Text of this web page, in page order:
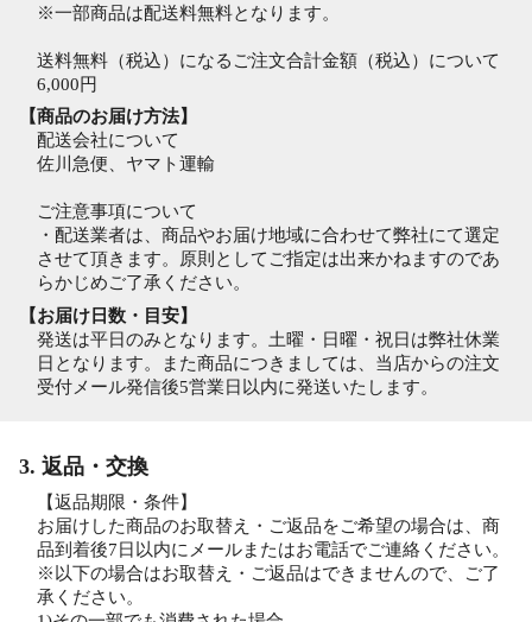
※一部商品は配送料無料となります。
送料無料（税込）になるご注文合計金額（税込）について
6,000円
【商品のお届け方法】
配送会社について
佐川急便、ヤマト運輸
ご注意事項について
・配送業者は、商品やお届け地域に合わせて弊社にて選定
させて頂きます。原則としてご指定は出来かねますのであ
らかじめご了承ください。
【お届け日数・目安】
発送は平日のみとなります。土曜・日曜・祝日は弊社休業
日となります。また商品につきましては、当店からの注文
受付メール発信後5営業日以内に発送いたします。
3. 返品・交換
【返品期限・条件】
お届けした商品のお取替え・ご返品をご希望の場合は、商
品到着後7日以内にメールまたはお電話でご連絡ください。
※以下の場合はお取替え・ご返品はできませんので、ご了
承ください。